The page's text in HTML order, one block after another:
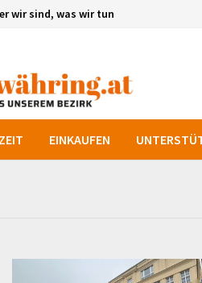
wir sind, was wir tun
EINKAUFEN